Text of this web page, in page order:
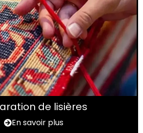
de lisières
En savoir plus